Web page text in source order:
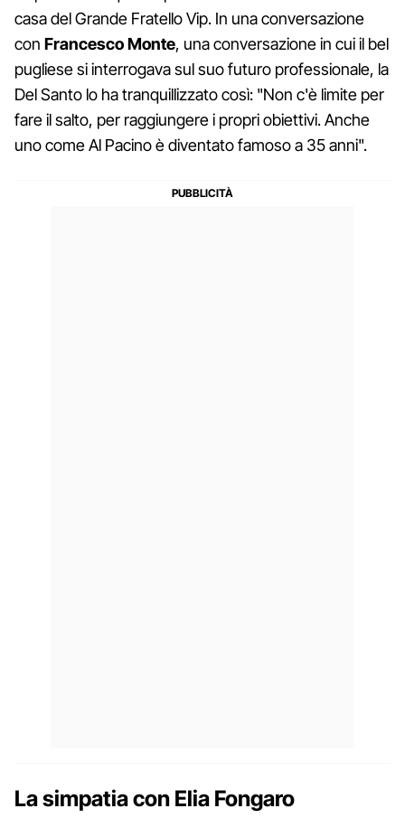
casa del Grande Fratello Vip. In una conversazione
con FrancescoMonte, una conversazione in cui il bel
pugliese si interrogava sul suo futuro professionale, la
Del Santo lo ha tranquillizzato così: "Non c'è limite per
fare il salto, per raggiungere i propri obiettivi. Anche
uno come Al Pacino è diventato famoso a 35 anni".
La simpatia con Elia Fongaro